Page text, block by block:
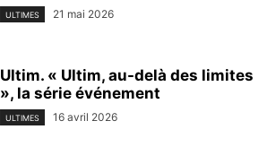
ULTIMES 21 mai 2026
Ultim. « Ultim, au-delà des limites
», la série événement
ULTIMES 16 avril 2026